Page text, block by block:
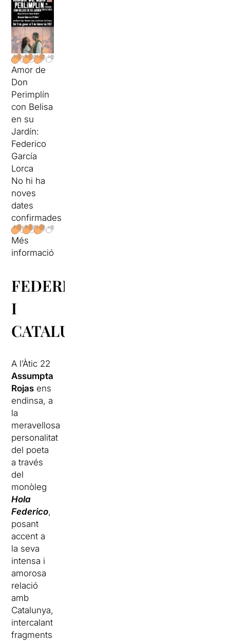
Amor de
Don
Perimplín
con Belisa
en su
Jardín:
Federico
García
Lorca
No hi ha
noves
dates
confirmades
Més
informació
FEDERICO
I
CATALUNYA
A l’Àtic 22
Assumpta
Rojas ens
endinsa, a
la
meravellosa
personalitat
del poeta
a través
del
monòleg
Hola
Federico,
posant
accent a
la seva
intensa i
amorosa
relació
amb
Catalunya,
intercalant
fragments